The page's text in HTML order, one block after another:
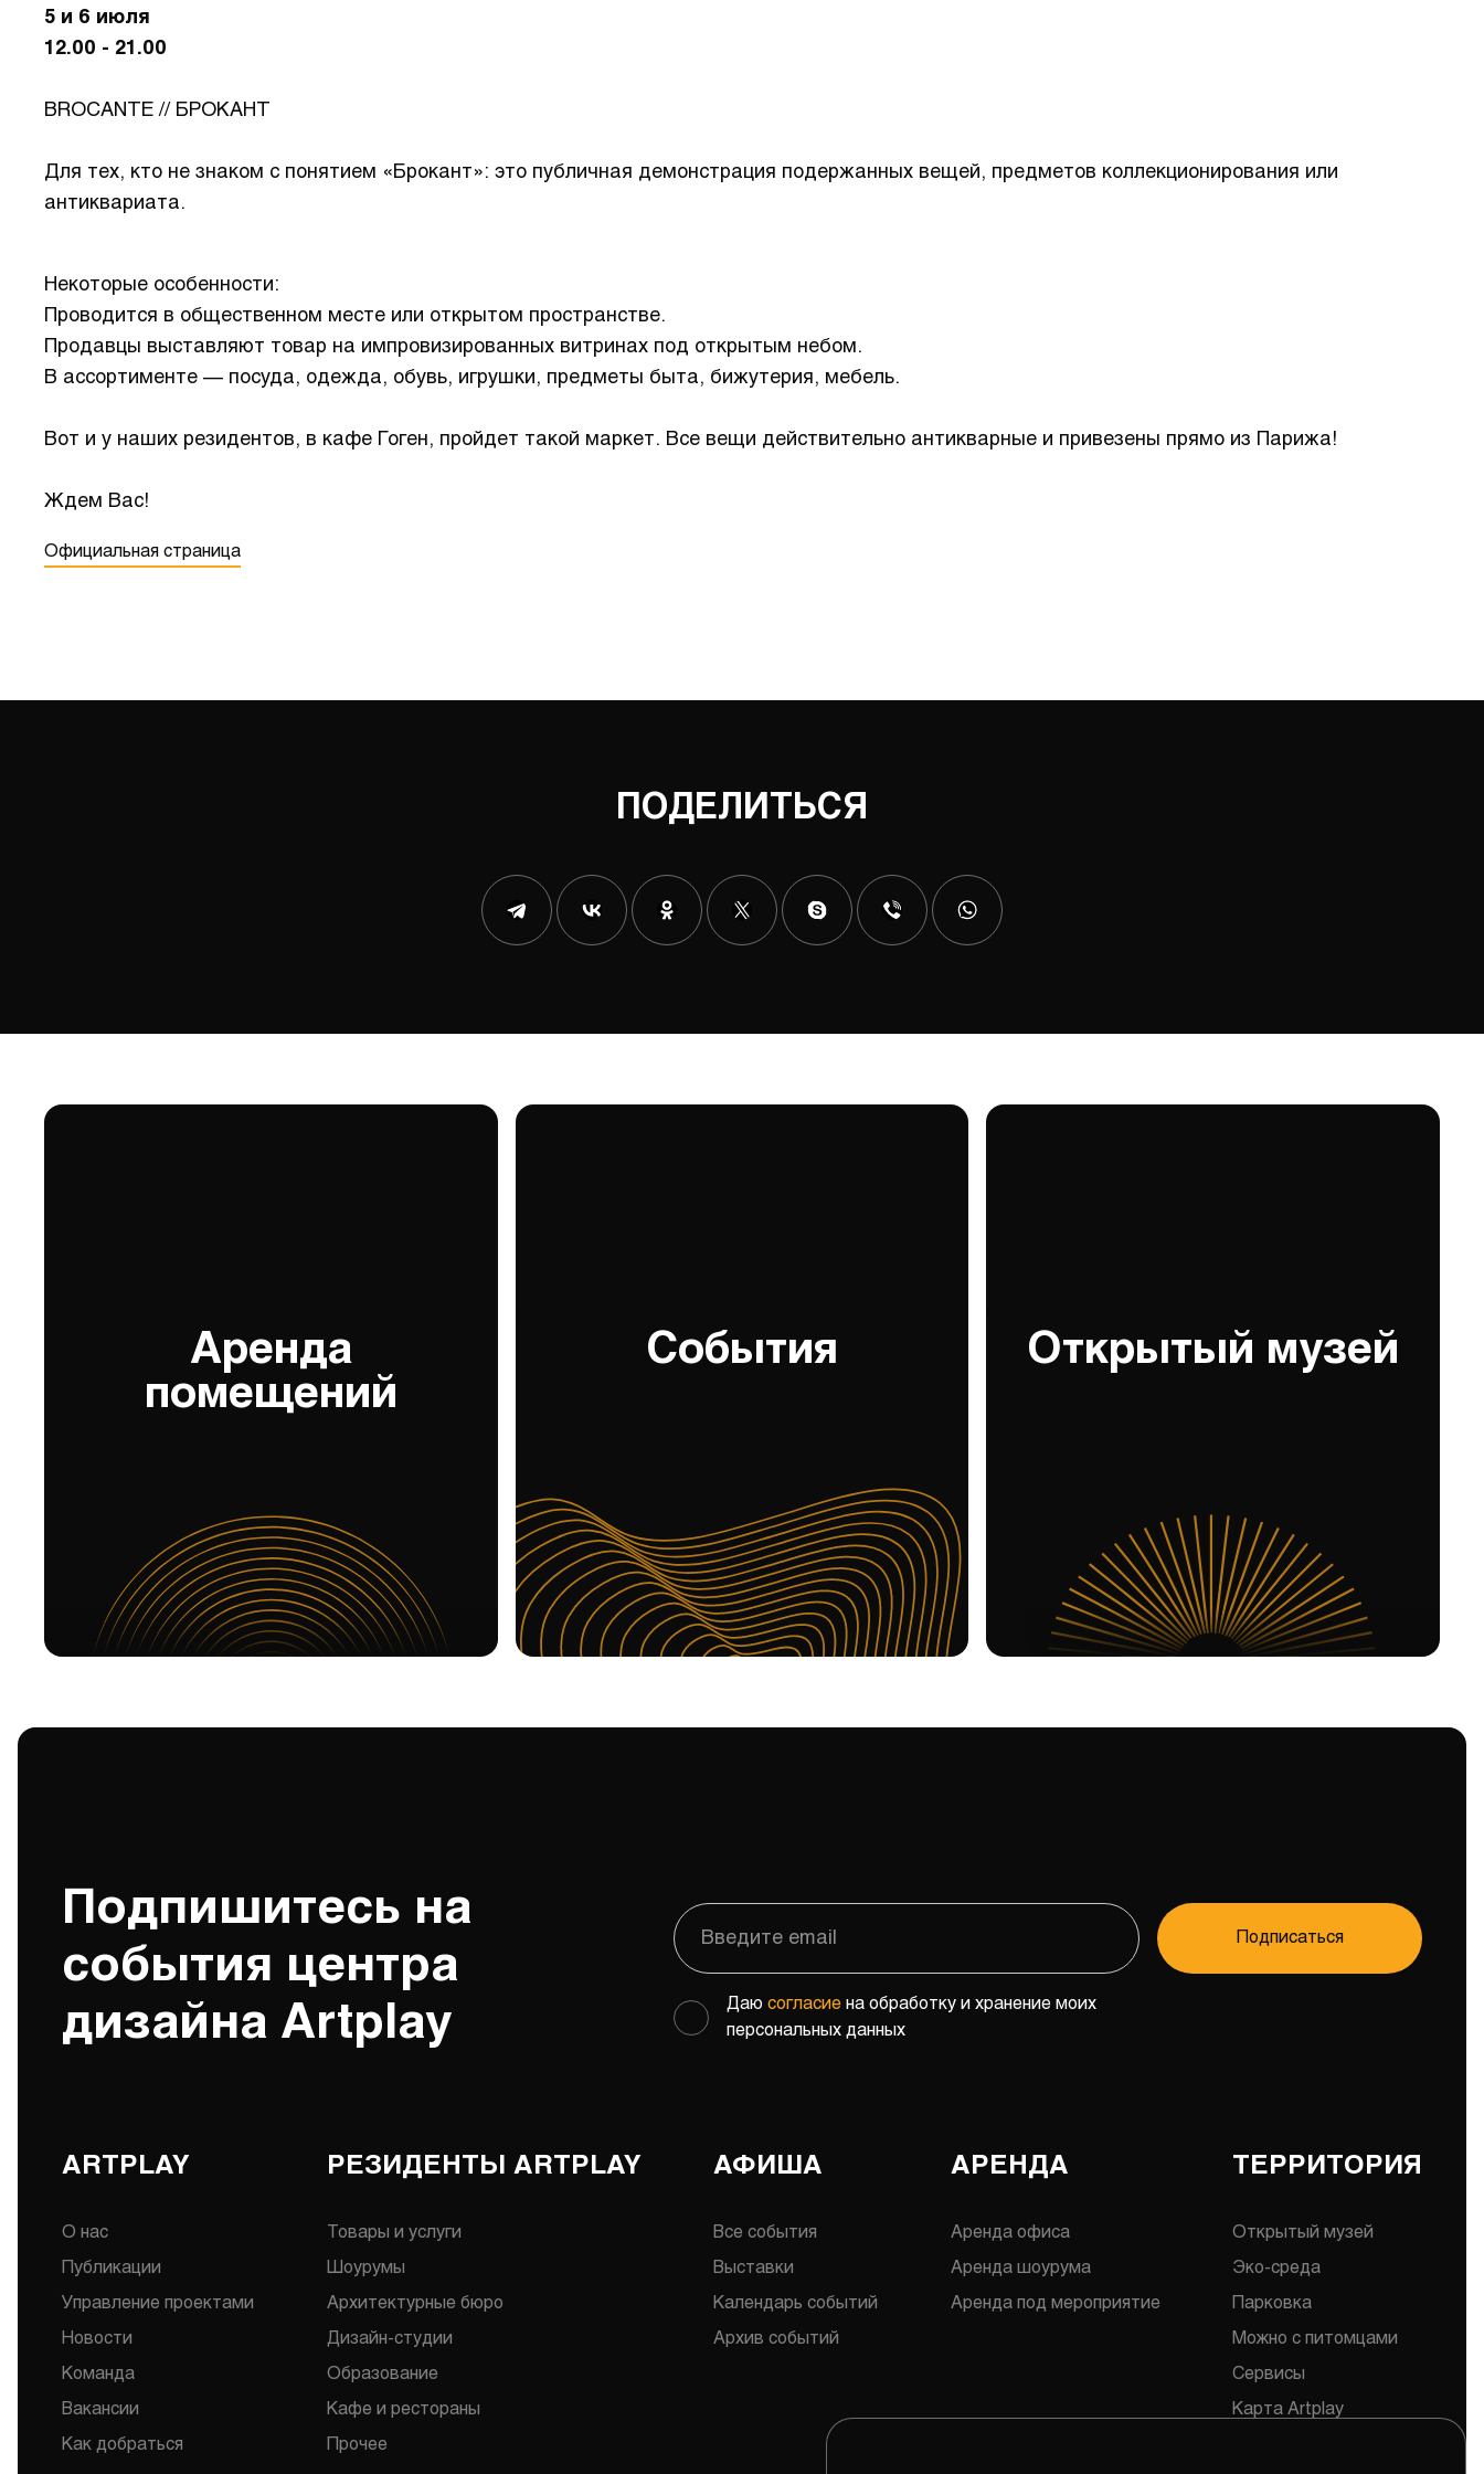
5 и 6 июля
12.00 - 21.00
BROCANTE // БРОКАНТ
Для тех, кто не знаком с понятием «Брокант»: это публичная демонстрация подержанных вещей, предметов коллекционирования или
антиквариата.
Некоторые особенности:
Проводится в общественном месте или открытом пространстве.
Продавцы выставляют товар на импровизированных витринах под открытым небом.
В ассортименте — посуда, одежда, обувь, игрушки, предметы быта, бижутерия, мебель.
Вот и у наших резидентов, в кафе Гоген, пройдет такой маркет. Все вещи действительно антикварные и привезены прямо из Парижа!
Ждем Вас!
Официальная страница
ПОДЕЛИТЬСЯ
Аренда
помещений
События Открытый музей
Подпишитесь на
события центра
дизайна Artplay
Подписаться
Даюсогласие на обработку и хранение моих
персональных данных
ARTPLAY
О нас
Публикации
Управление проектами
Новости
Команда
Вакансии
Как добраться
РЕЗИДЕНТЫ ARTPLAY
Товары и услуги
Шоурумы
Архитектурные бюро
Дизайн-студии
Образование
Кафе и рестораны
Прочее
АФИША
Все события
Выставки
Календарь событий
Архив событий
АРЕНДА
Аренда офиса
Аренда шоурума
Аренда под мероприятие
ТЕРРИТОРИЯ
Открытый музей
Эко-среда
Парковка
Можно с питомцами
Сервисы
Карта Artplay